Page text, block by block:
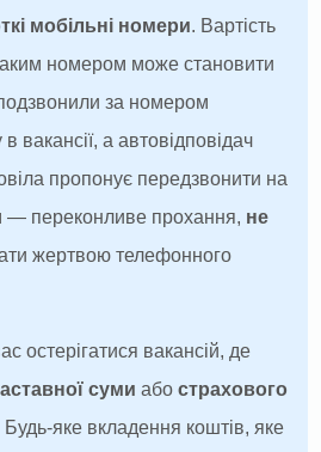
мобільні номери. Вартість
номером може становити
за номером
вакансії, а автовідповідач
пропонує передзвонити на
— переконливе прохання, не
жертвою телефонного
остерігатися вакансій, де
суми абострахового
яке вкладення коштів, яке